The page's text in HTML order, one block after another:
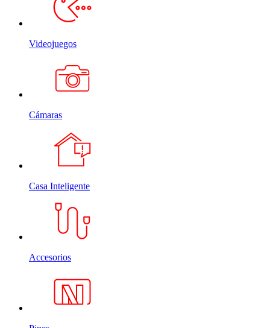
Videojuegos
Cámaras
Casa Inteligente
Accesorios